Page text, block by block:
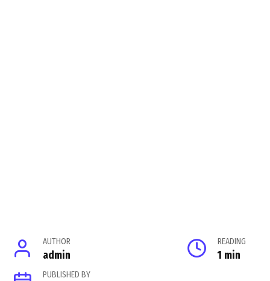
AUTHOR
admin
READING
1 min
PUBLISHED BY